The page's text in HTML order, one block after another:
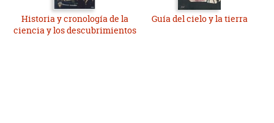
Historia y cronología de la
ciencia y los descubrimientos
Guía del cielo y la tierra